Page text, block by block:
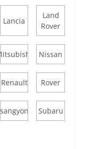
Lancia
Land
Rover
Mitsubishi Nissan
Renault Rover
Ssangyong Subaru